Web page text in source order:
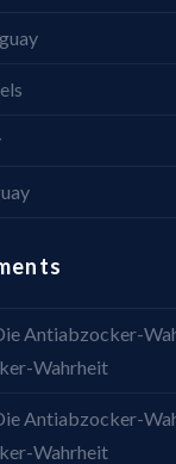
Antiabzocker-
Wahrheit
Antiabzocker-
Wahrheit